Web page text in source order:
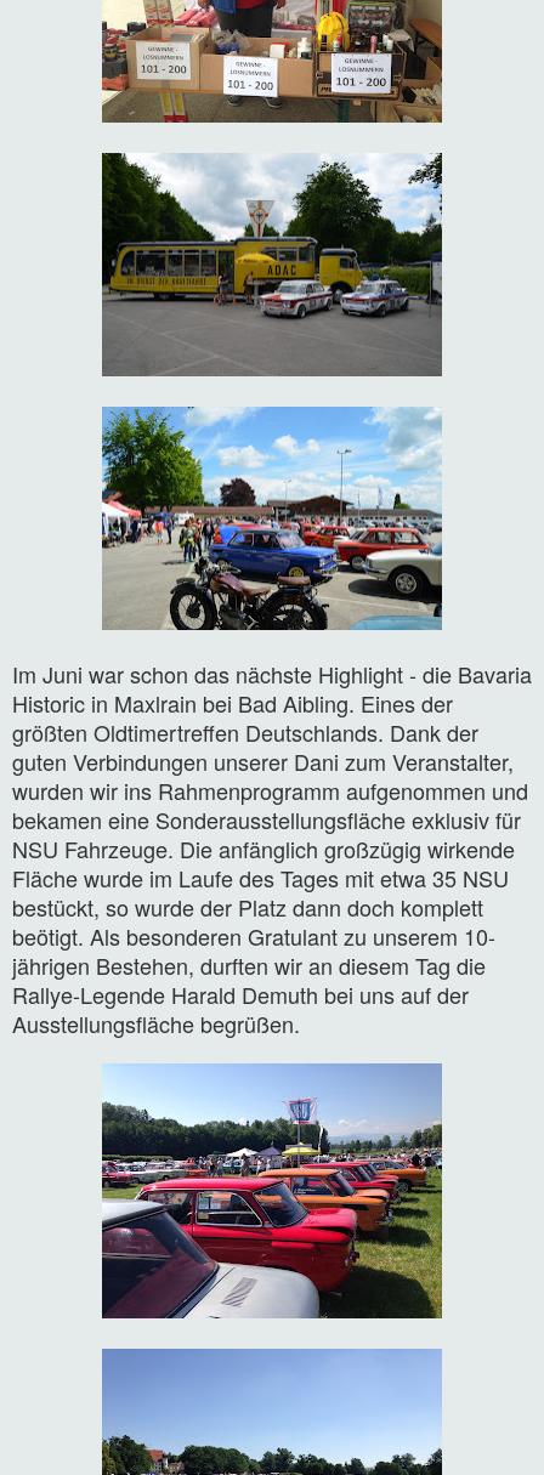
Im Juni war schon das nächste Highlight - die Bavaria
Historic in Maxlrain bei Bad Aibling. Eines der
größten Oldtimertreffen Deutschlands. Dank der
guten Verbindungen unserer Dani zum Veranstalter,
wurden wir ins Rahmenprogramm aufgenommen und
bekamen eine Sonderausstellungsfläche exklusiv für
NSU Fahrzeuge. Die anfänglich großzügig wirkende
Fläche wurde im Laufe des Tages mit etwa 35 NSU
bestückt, so wurde der Platz dann doch komplett
beötigt. Als besonderen Gratulant zu unserem 10-
jährigen Bestehen, durften wir an diesem Tag die
Rallye-Legende Harald Demuth bei uns auf der
Ausstellungsfläche begrüßen.